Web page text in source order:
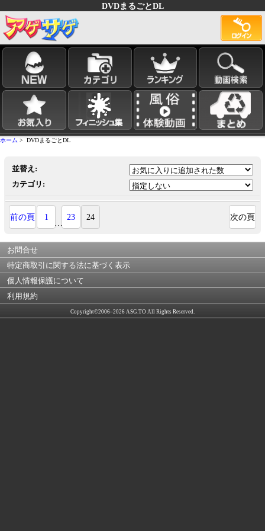
DVDまるごとDL
ホーム > DVDまるごとDL
並替え:
カテゴリ:
前の頁 1
…
23 24 次の頁
お問合せ
特定商取引に関する法に基づく表示
個人情報保護について
利用規約
Copyright©2006–2026 ASG.TO All Rights Reserved.